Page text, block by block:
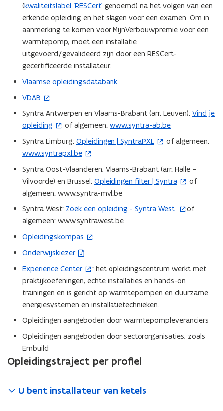
)
p
e
n
t
i
n
n
e
u
w
v
e
s
t
e
r
)
(kwaliteitslabel ‘RESCert’ genoemd) na het volgen van een
erkende opleiding en het slagen voor een examen. Om in
aanmerking te komen voor MijnVerbouwpremie voor een
warmtepomp, moet een installatie
uitgevoerd/gevalideerd zijn door een RESCert-
gecertificeerde installateur.
Vlaamse opleidingsdatabank
VDAB
(
o
p
n
t
i
n
n
i
e
w
v
e
n
s
t
r
)
Syntra Antwerpen en Vlaams-Brabant (arr. Leuven): Vind je
opleiding
(
p
i
n
v
n
t
r
of algemeen: www.syntra-ab.be
Syntra Limburg: Opleidingen | SyntraPXL
(
o
p
e
n
i
n
n
u
w
v
e
n
s
of algemeen:
www.syntrapxl.be
(
o
p
e
t
i
n
n
e
u
w
v
e
n
s
t
)
Syntra Oost-Vlaanderen, Vlaams-Brabant (arr. Halle –
Vilvoorde) en Brussel: Opleidingen filter | Syntra
(
o
p
e
n
n
i
e
w
v
n
e
of
algemeen: www.syntra-mvl.be
Syntra West: Zoek een opleiding - Syntra West
(
o
p
n
t
i
n
n
i
u
v
e
n
of
algemeen: www.syntrawest.be
Opleidingskompas
(
o
e
n
t
i
n
n
i
e
v
e
Onderwijskiezer
(
b
e
s
t
n
d
o
p
t
Experience Center
(
o
p
e
n
i
n
n
i
e
: het opleidingscentrum werkt met
praktijkoefeningen, echte installaties en hands-on
trainingen en is gericht op warmtepompen en duurzame
energiesystemen en installatietechnieken.
Opleidingen aangeboden door warmtepompleveranciers
Opleidingen aangeboden door sectororganisaties, zoals
Embuild
Opleidingstraject per profiel
U bent installateur van ketels